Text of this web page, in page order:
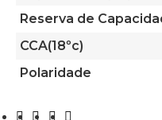
Reserva de
CCA(18ºc)
Polaridade